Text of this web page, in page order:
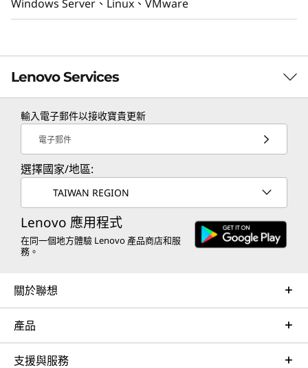
化業務連續性。
強化的即時自主勒索軟體偵測，保護您的寶貴資料
免受勒索軟體、外部網路攻擊及內部威脅。這確保
Windows Server、Linux、VMware
Lenovo Services
TruScale Services
Leverage real-time monitoring, 24x7 incident response,
and problem resolution, all through a single point of
contact. Quarterly health checks ensure ongoing
optimization and business innovation. Lenovo provides
remote active monitoring of hardware in the
customer’s data center, enabling ongoing performance
輸入電子郵件以接收寶貴更新
電子郵件
選擇國家/地區:
TAIWAN REGION
Lenovo 應用程式
在同一個地方體驗 Lenovo 產品商店和服
務。
關於聯想
產品
支援與服務